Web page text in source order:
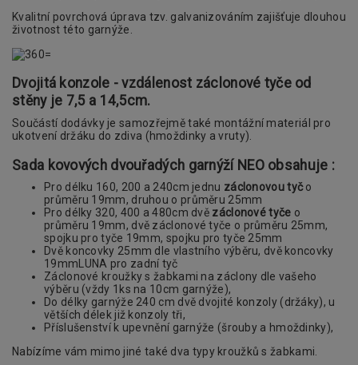
Kvalitní povrchová úprava tzv. galvanizováním zajišťuje dlouhou
životnost této garnýže.
Dvojitá konzole - vzdálenost záclonové tyče od
stěny je 7,5 a 14,5cm.
Součástí dodávky je samozřejmě také montážní materiál pro
ukotvení držáku do zdiva (hmoždinky a vruty).
Sada kovových dvouřadých garnýží NEO obsahuje :
Pro délku 160, 200 a 240cm jednu záclonovou tyčo
průměru 19mm, druhou o průměru 25mm
Pro délky 320, 400 a 480cm dvě záclonové tyče o
průměru 19mm, dvě záclonové tyče o průměru 25mm,
spojku pro tyče 19mm, spojku pro tyče 25mm
Dvě koncovky 25mm dle vlastního výběru, dvě koncovky
19mmLUNA pro zadní tyč
Záclonové kroužky s žabkami na záclony dle vašeho
výběru (vždy 1ks na 10cm garnýže),
Do délky garnýže 240 cm dvě dvojité konzoly (držáky), u
větších délek již konzoly tři,
Příslušenství k upevnění garnýže (šrouby a hmoždinky),
Nabízíme vám mimo jiné také dva typy kroužků s žabkami.